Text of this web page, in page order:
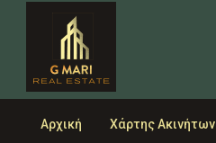
Αρχική Χάρτης Ακινήτων